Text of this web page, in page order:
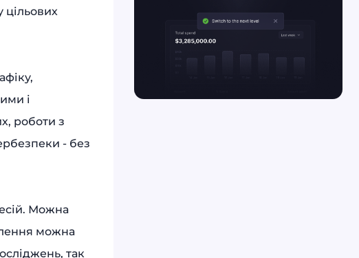
цільових
і
роботи з
- без
Можна
можна
так